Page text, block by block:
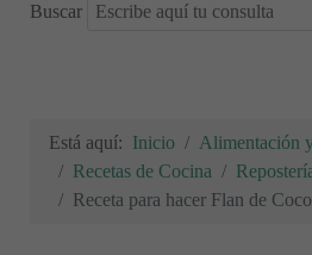
Buscar
Está aquí: Inicio
Alimentación
Recetas de Cocina
Receta para hacer Flan de